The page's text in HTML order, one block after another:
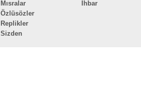
Mısralar
Özlüsözler
Replikler
Sizden
İhbar